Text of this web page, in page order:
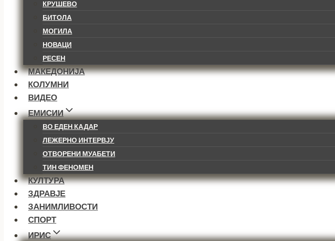
КРУШЕВО
БИТОЛА
МОГИЛА
НОВАЦИ
РЕСЕН
МАКЕДОНИЈА
КОЛУМНИ
ВИДЕО
ЕМИСИИ
ВО ЕДЕН КАДАР
ЛЕЖЕРНО ИНТЕРВЈУ
ОТВОРЕНИ МУАБЕТИ
ТИН ФЕНОМЕН
КУЛТУРА
ЗДРАВЈЕ
ЗАНИМЛИВОСТИ
СПОРТ
ИРИС